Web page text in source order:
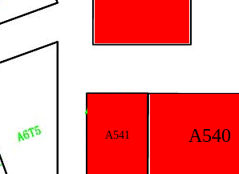
A540
A541